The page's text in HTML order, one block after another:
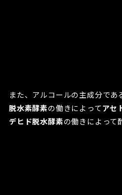
また、アルコールの主成分であ
脱水素酵素の働きによってアセ
デヒド脱水酵素の働きによって